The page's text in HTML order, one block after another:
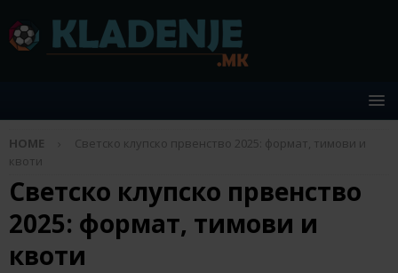
HOME
Светско клупско првенство 2025: формат, тимови и
квоти
Светско клупско првенство
2025: формат, тимови и
квоти